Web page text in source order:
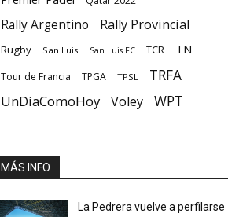
Rally Argentino Rally Provincial
Rugby San Luis San Luis FC TCR TN
Tour de Francia TPGA TPSL TRFA
UnDíaComoHoy Voley WPT
MÁS INFO
La Pedrera vuelve a perfilarse